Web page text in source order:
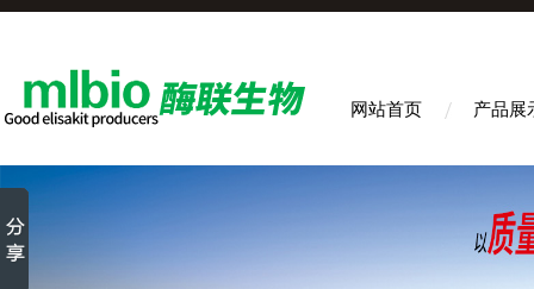
网站首页 产品展